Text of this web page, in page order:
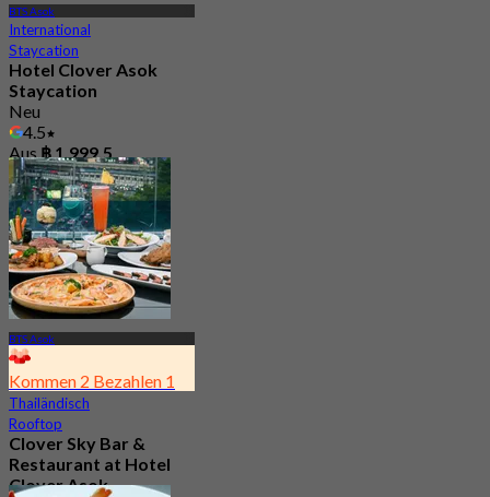
BTS Asok
International
Staycation
Hotel Clover Asok
Staycation
Neu
4.5
Aus฿ 1,999.5
BTS Asok
Kommen 2 Bezahlen 1
Thailändisch
Rooftop
Clover Sky Bar &
Restaurant at Hotel
Clover Asok